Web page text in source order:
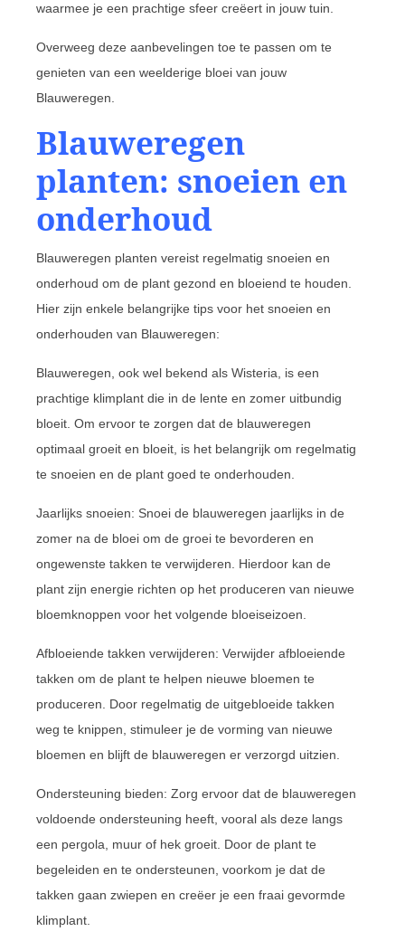
waarmee je een prachtige sfeer creëert in jouw tuin.
Overweeg deze aanbevelingen toe te passen om te
genieten van een weelderige bloei van jouw
Blauweregen.
Blauweregen
planten: snoeien en
onderhoud
Blauweregen planten vereist regelmatig snoeien en
onderhoud om de plant gezond en bloeiend te houden.
Hier zijn enkele belangrijke tips voor het snoeien en
onderhouden van Blauweregen:
Blauweregen, ook wel bekend als Wisteria, is een
prachtige klimplant die in de lente en zomer uitbundig
bloeit. Om ervoor te zorgen dat de blauweregen
optimaal groeit en bloeit, is het belangrijk om regelmatig
te snoeien en de plant goed te onderhouden.
Jaarlijks snoeien: Snoei de blauweregen jaarlijks in de
zomer na de bloei om de groei te bevorderen en
ongewenste takken te verwijderen. Hierdoor kan de
plant zijn energie richten op het produceren van nieuwe
bloemknoppen voor het volgende bloeiseizoen.
Afbloeiende takken verwijderen: Verwijder afbloeiende
takken om de plant te helpen nieuwe bloemen te
produceren. Door regelmatig de uitgebloeide takken
weg te knippen, stimuleer je de vorming van nieuwe
bloemen en blijft de blauweregen er verzorgd uitzien.
Ondersteuning bieden: Zorg ervoor dat de blauweregen
voldoende ondersteuning heeft, vooral als deze langs
een pergola, muur of hek groeit. Door de plant te
begeleiden en te ondersteunen, voorkom je dat de
takken gaan zwiepen en creëer je een fraai gevormde
klimplant.